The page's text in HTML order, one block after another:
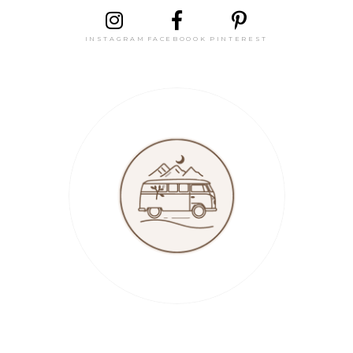
INSTAGRAM FACEBOOOK PINTEREST